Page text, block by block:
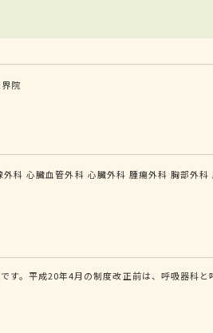
院
外科 心臓血管外科 心臓外科 腫瘍外科 胸部外科
。平成20年4月の制度改正前は、呼吸器科と